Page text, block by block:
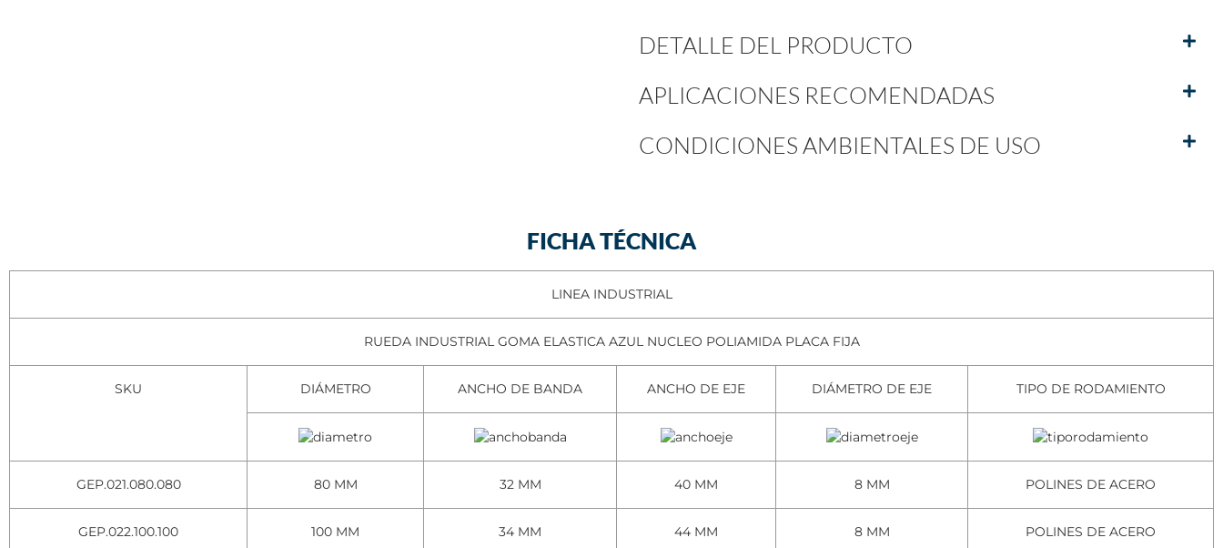
DETALLE DEL PRODUCTO
APLICACIONES RECOMENDADAS
CONDICIONES AMBIENTALES DE USO
FICHA TÉCNICA
LINEA INDUSTRIAL
RUEDA INDUSTRIAL GOMA ELASTICA AZUL NUCLEO POLIAMIDA PLACA FIJA
SKU DIÁMETRO ANCHO DE BANDA ANCHO DE EJE DIÁMETRO DE EJE TIPO DE RODAMIENTO
GEP.021.080.080 80 MM 32 MM 40 MM 8 MM POLINES DE ACERO
GEP.022.100.100 100 MM 34 MM 44 MM 8 MM POLINES DE ACERO